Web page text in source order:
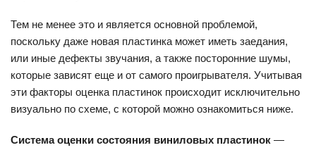
Тем не менее это и является основной проблемой,
поскольку даже новая пластинка может иметь заедания,
или иные дефекты звучания, а также посторонние шумы,
которые зависят еще и от самого проигрывателя. Учитывая
эти факторы оценка пластинок происходит исключительно
визуально по схеме, с которой можно ознакомиться ниже.
Система оценки состояния виниловых пластинок —